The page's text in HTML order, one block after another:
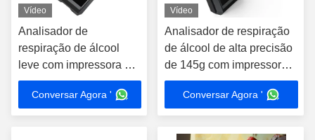
Vídeo
Analisador de
respiração de álcool
leve com impressora de
armazenamento de
registos de 200000
testes
Conversar Agora '
Vídeo
Analisador de respiração
de álcool de alta precisão
de 145g com impressora
12cm * 5.7cm * 2.7cm
Conversar Agora '